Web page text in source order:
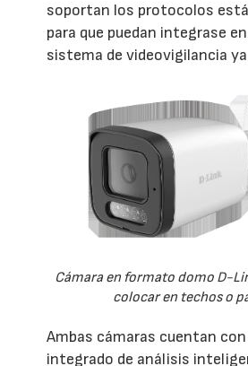
soportan los protocolos
para que puedan integrase
sistema de videovigilancia
Cámara en formato domo D-
colocar en techos o
Ambas cámaras cuentan
integrado de análisis